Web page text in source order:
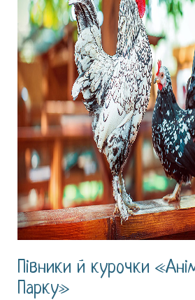
Півники й курочки
Парку»